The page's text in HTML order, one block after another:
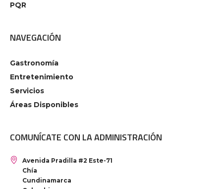
PQR
NAVEGACIÓN
Gastronomía
Entretenimiento
Servicios
Áreas Disponibles
COMUNÍCATE CON LA ADMINISTRACIÓN
Avenida Pradilla #2 Este-71
Chía
Cundinamarca